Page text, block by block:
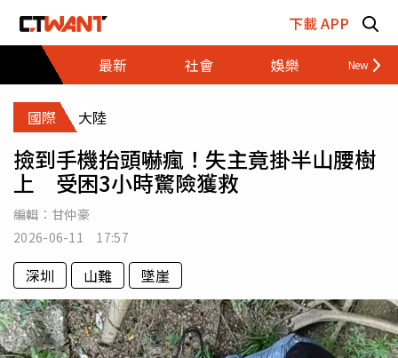
下載 APP
最新
社會 娛樂 財經
國際 大陸
撿到手機抬頭嚇瘋！失主竟掛半山腰樹
上 受困3小時驚險獲救
編輯： 甘仲豪
2026-06-11 17:57
深圳 山難 墜崖